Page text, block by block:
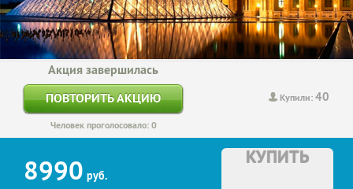
Купили:40
Акция завершилась
ПОВТОРИТЬ АКЦИЮ
Человек проголосовало: 0
8990 руб.
КУПИТЬ